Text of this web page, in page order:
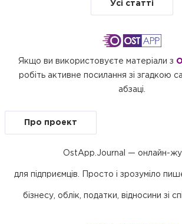
Усі статті
Якщо ви використовуєте матеріали з
робіть активне посилання зі згадкою
абзаці.
Про проект
OstApp.Journal — онлайн-
для підприємців. Просто і зрозуміло
бізнесу, облік, податки, відносини зі